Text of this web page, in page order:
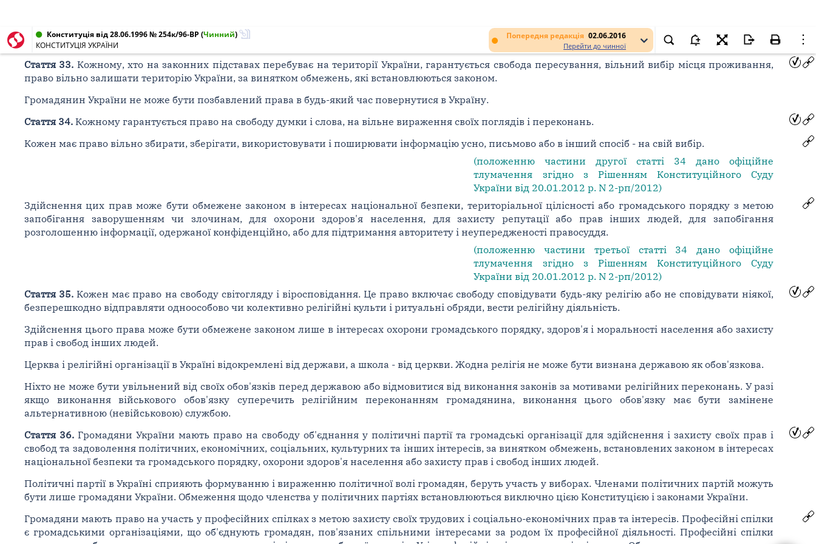
Попередня редакція 02.06.2016
Перейти до чинної
Конституція від 28.06.1996 № 254к/96-ВР (Чинний)
КОНСТИТУЦІЯ УКРАЇНИ